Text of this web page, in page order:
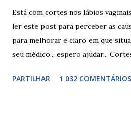
Está com cortes nos lábios
ler este post para perceber as
para melhorar e claro em que
seu médico... espero ajudar...
surgir devido às relações sexuais
PARTILHAR 1 032 COMENTÁRIOS